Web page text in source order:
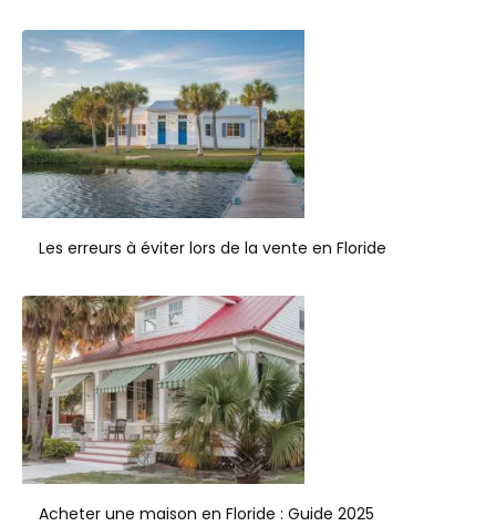
Les erreurs à éviter lors de la vente en Floride
Acheter une maison en Floride : Guide 2025